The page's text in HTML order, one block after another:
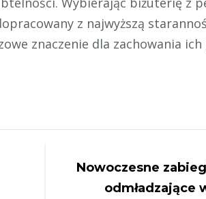
z najwyższą
znaczenie dla zachowania ich
Nowoczesne
odmładzające